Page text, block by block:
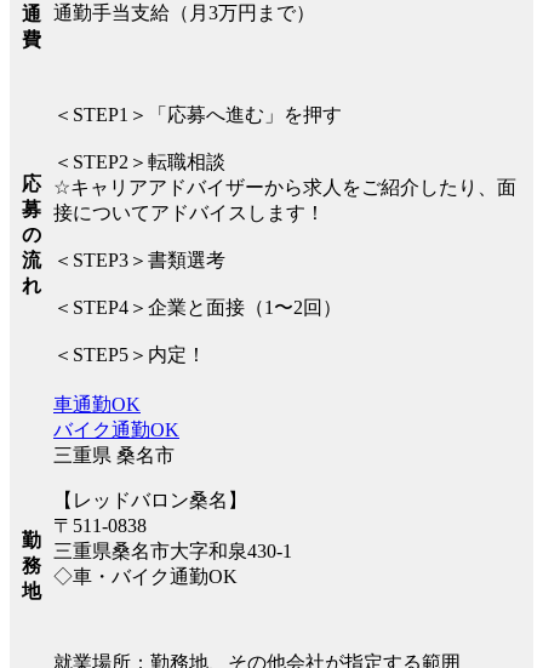
通
費
通勤手当支給（月3万円まで）
応
募
の
流
れ
＜STEP1＞「応募へ進む」を押す
＜STEP2＞転職相談
☆キャリアアドバイザーから求人をご紹介したり、面
接についてアドバイスします！
＜STEP3＞書類選考
＜STEP4＞企業と面接（1〜2回）
＜STEP5＞内定！
勤
務
地
車通勤OK
バイク通勤OK
三重県 桑名市
【レッドバロン桑名】
〒511-0838
三重県桑名市大字和泉430-1
◇車・バイク通勤OK
就業場所：勤務地、その他会社が指定する範囲